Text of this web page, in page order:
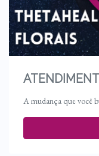
A mudança que você